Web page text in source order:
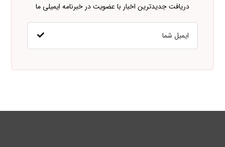
دریافت جدیدترین اخبار با عضویت در خبرنامه ایمیلی ما